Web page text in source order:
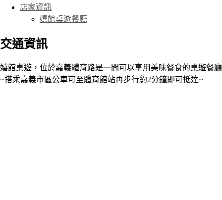
店家資訊
嬉館桌遊餐廳
交通資訊
嬉館桌遊，位於嘉義體育路是一間可以享用美味餐食的桌遊餐廳
~搭乘嘉義市區公車可至體育館站再步行約2分鐘即可抵達~